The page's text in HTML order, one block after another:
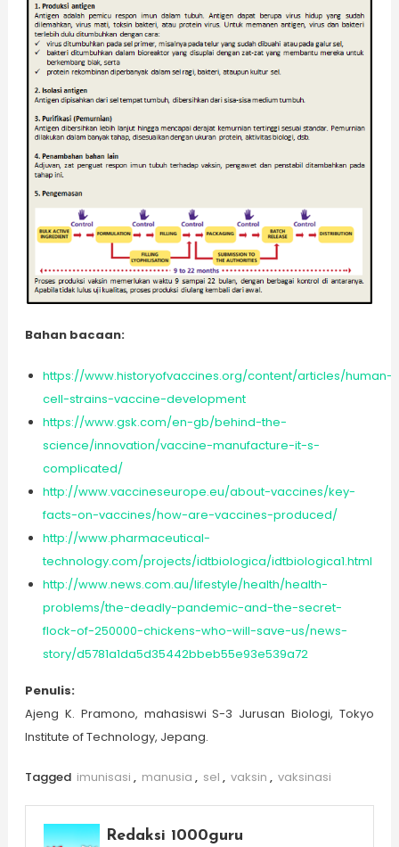
Bahan bacaan:
https://www.historyofvaccines.org/content/articles/human-
cell-strains-vaccine-development
https://www.gsk.com/en-gb/behind-the-
science/innovation/vaccine-manufacture-it-s-
complicated/
http://www.vaccineseurope.eu/about-vaccines/key-
facts-on-vaccines/how-are-vaccines-produced/
http://www.pharmaceutical-
technology.com/projects/idtbiologica/idtbiologica1.html
http://www.news.com.au/lifestyle/health/health-
problems/the-deadly-pandemic-and-the-secret-
flock-of-250000-chickens-who-will-save-us/news-
story/d5781a1da5d35442bbeb55e93e539a72
Penulis:
Ajeng K. Pramono, mahasiswi S-3 Jurusan Biologi, Tokyo
Institute of Technology, Jepang.
Tagged imunisasi , manusia , sel , vaksin , vaksinasi
Redaksi 1000guru